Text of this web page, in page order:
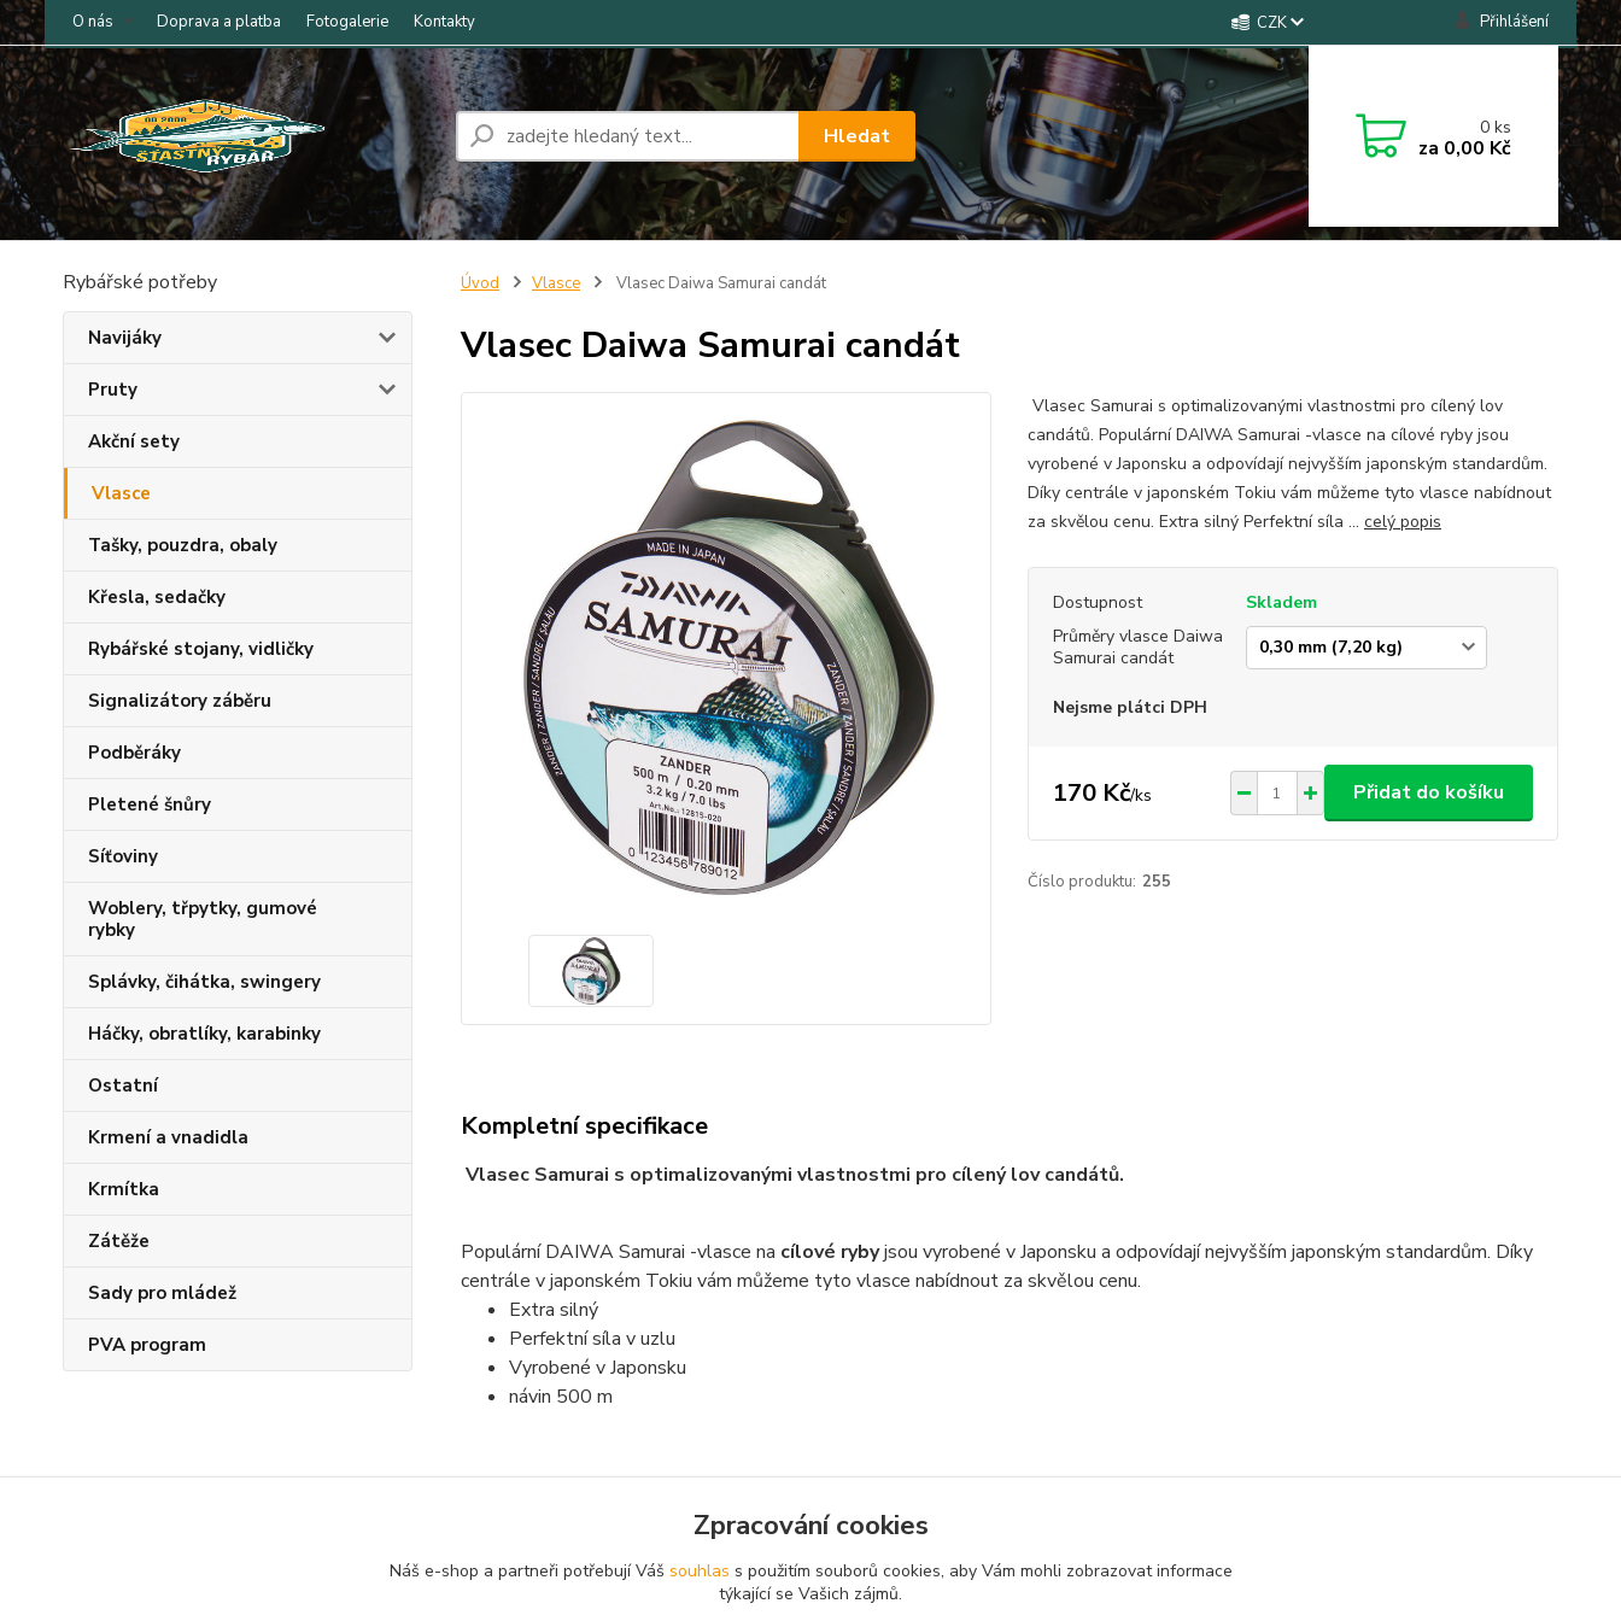
O nás Doprava a platba Fotogalerie Kontakty CZK Přihlášení
Hledat 0ks
za 0,00 Kč
Rybářské potřeby
Navijáky
Pruty
Akční sety
Vlasce
Tašky, pouzdra, obaly
Křesla, sedačky
Rybářské stojany, vidličky
Signalizátory záběru
Podběráky
Pletené šnůry
Síťoviny
Woblery, třpytky, gumové
rybky
Splávky, čihátka, swingery
Háčky, obratlíky, karabinky
Ostatní
Krmení a vnadidla
Krmítka
Zátěže
Sady pro mládež
PVA program
Úvod Vlasce Vlasec Daiwa Samurai candát
Vlasec Daiwa Samurai candát
Vlasec Samurai s optimalizovanými vlastnostmi pro cílený lov
candátů. Populární DAIWA Samurai -vlasce na cílové ryby jsou
vyrobené v Japonsku a odpovídají nejvyšším japonským standardům.
Díky centrále v japonském Tokiu vám můžeme tyto vlasce nabídnout
za skvělou cenu. Extra silný Perfektní síla ... celý popis
Dostupnost
Skladem
Průměry vlasce Daiwa
Samurai candát
Nejsme plátci DPH
170 Kč/ks Přidat do košíku
Číslo produktu: 255
Kompletní specifikace
Vlasec Samurai s optimalizovanými vlastnostmi pro cílený lov candátů.
Populární DAIWA Samurai -vlasce na cílové rybyjsou vyrobené v Japonsku a odpovídají nejvyšším japonským standardům. Díky
centrále v japonském Tokiu vám můžeme tyto vlasce nabídnout za skvělou cenu.
Extra silný
Perfektní síla v uzlu
Vyrobené v Japonsku
návin 500 m
Zboží zařazeno v kategoriíchZpracování cookies
Náš e-shop a partneři potřebují Váš souhlas s použitím souborů cookies, aby Vám mohli zobrazovat informace
týkající se Vašich zájmů.